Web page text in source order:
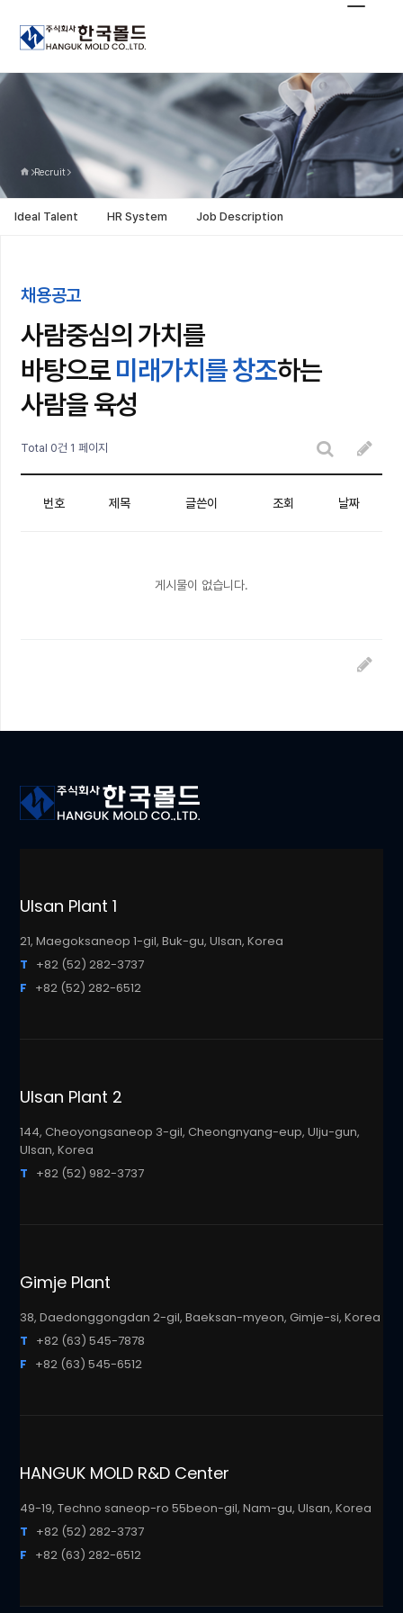
Recruit
Ideal Talent HR System Job Description
채용공고
사람중심의 가치를
바탕으로미래가치를 창조하는
사람을 육성
Total 0건 1 페이지
번호 제목 글쓴이 조회 날짜
게시물이 없습니다.
Ulsan Plant 1
21, Maegoksaneop 1-gil, Buk-gu, Ulsan, Korea
T +82 (52) 282-3737
F +82 (52) 282-6512
Ulsan Plant 2
144, Cheoyongsaneop 3-gil, Cheongnyang-eup, Ulju-gun,
Ulsan, Korea
T +82 (52) 982-3737
Gimje Plant
38, Daedonggongdan 2-gil, Baeksan-myeon, Gimje-si, Korea
T +82 (63) 545-7878
F +82 (63) 545-6512
HANGUK MOLD R&D Center
49-19, Techno saneop-ro 55beon-gil, Nam-gu, Ulsan, Korea
T +82 (52) 282-3737
F +82 (63) 282-6512